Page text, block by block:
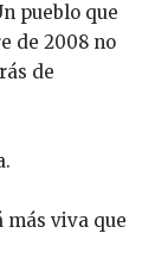
pueblo que
de 2008 no
de
viva que